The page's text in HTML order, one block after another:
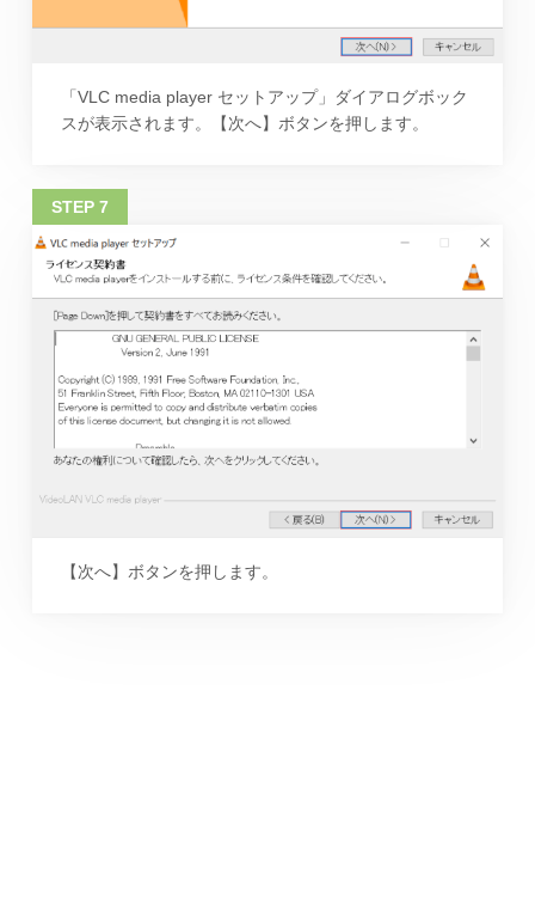
「VLC media player セットアップ」ダイアログボック
スが表示されます。【次へ】ボタンを押します。
【次へ】ボタンを押します。